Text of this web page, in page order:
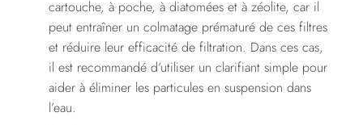
cartouche, à poche, à diatomées et à zéolite, car il
peut entraîner un colmatage prématuré de ces filtres
et réduire leur efficacité de filtration. Dans ces cas,
il est recommandé d’utiliser un clarifiant simple pour
aider à éliminer les particules en suspension dans
l’eau.